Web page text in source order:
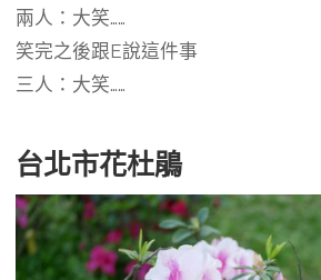
兩人：大笑……
笑完之後跟E說這件事
三人：大笑……
台北市花杜鵑